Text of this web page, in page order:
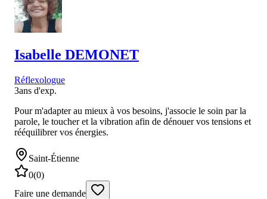
Isabelle DEMONET
Réflexologue
3ans d'exp.
Pour m'adapter au mieux à vos besoins, j'associe le soin par la
parole, le toucher et la vibration afin de dénouer vos tensions et
rééquilibrer vos énergies.
Saint-Étienne
0(0)
Faire une demande